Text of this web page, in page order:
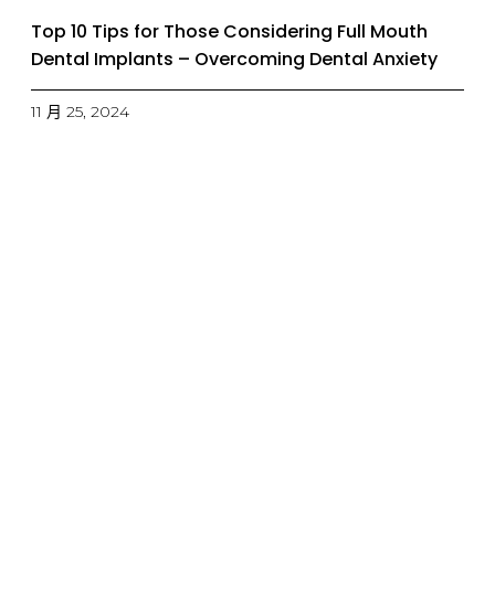
Top 10 Tips for Those Considering Full Mouth
Dental Implants – Overcoming Dental Anxiety
11 月 25, 2024